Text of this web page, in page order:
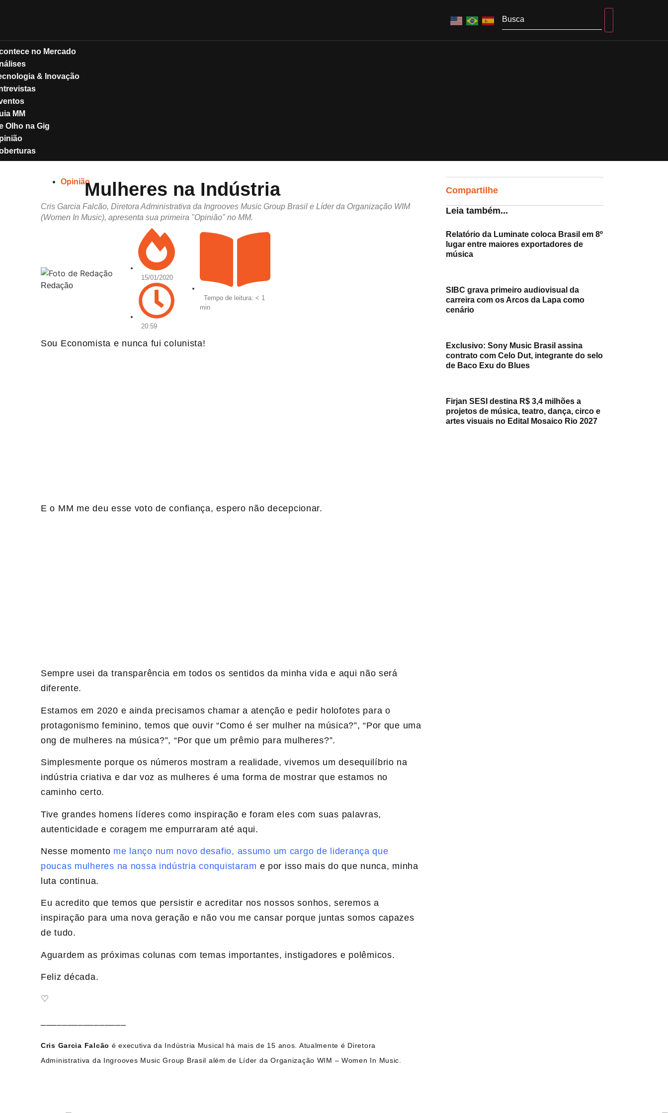
no Mercado
& Inovação
MM
Olho na Gig
OpiniãoMulheres na Indústria
Cris Garcia Falcão, Diretora Administrativa da Ingrooves Music Group Brasil e Líder da Organização WIM
(Women In Music), apresenta sua primeira "Opinião" no MM.
Redação
15/01/2020
20:59
Tempo de leitura: < 1
min
Sou Economista e nunca fui colunista!
E o MM me deu esse voto de confiança, espero não decepcionar.
Sempre usei da transparência em todos os sentidos da minha vida e aqui não será
diferente.
Estamos em 2020 e ainda precisamos chamar a atenção e pedir holofotes para o
protagonismo feminino, temos que ouvir “Como é ser mulher na música?”, “Por que uma
ong de mulheres na música?”, “Por que um prêmio para mulheres?”.
Simplesmente porque os números mostram a realidade, vivemos um desequilíbrio na
indústria criativa e dar voz as mulheres é uma forma de mostrar que estamos no
caminho certo.
Tive grandes homens líderes como inspiração e foram eles com suas palavras,
autenticidade e coragem me empurraram até aqui.
Nesse momento me lanço num novo desafio, assumo um cargo de liderança que
poucas mulheres na nossa indústria conquistaram e por isso mais do que nunca, minha
luta continua.
Eu acredito que temos que persistir e acreditar nos nossos sonhos, seremos a
inspiração para uma nova geração e não vou me cansar porque juntas somos capazes
de tudo.
Aguardem as próximas colunas com temas importantes, instigadores e polêmicos.
Feliz década.
♡
Cris Garcia Falcão é executiva da Indústria Musical há mais de 15 anos. Atualmente é Diretora
Administrativa da Ingrooves Music Group Brasil além de Líder da Organização WIM – Women In Music.
Compartilhe
Leia também...
Relatório da Luminate coloca Brasil em 8º
lugar entre maiores exportadores de
música
SIBC grava primeiro audiovisual da
carreira com os Arcos da Lapa como
cenário
Exclusivo: Sony Music Brasil assina
contrato com Celo Dut, integrante do selo
de Baco Exu do Blues
Firjan SESI destina R$ 3,4 milhões a
projetos de música, teatro, dança, circo e
artes visuais no Edital Mosaico Rio 2027